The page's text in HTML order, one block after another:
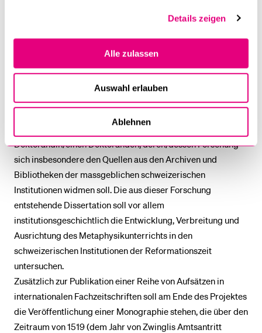
Details zeigen
Alle zulassen
Auswahl erlauben
Ablehnen
(Università di Bari) und Pasquale Porro (Université Paris
Sorbonne).
Die Forschungsarbeit wird durch zwei Forscher
durchgeführt. Hierzu gehört zunächst ein Post-Doc (Marco
Lamanna), der mit bereits mehr als sechs Jahren Erfahrung
aufwartet. Unterstützt wird seine Arbeit durch eine
Doktorandin/einen Doktoranden, deren/dessen Forschung
sich insbesondere den Quellen aus den Archiven und
Bibliotheken der massgeblichen schweizerischen
Institutionen widmen soll. Die aus dieser Forschung
entstehende Dissertation soll vor allem
institutionsgeschichtlich die Entwicklung, Verbreitung und
Ausrichtung des Metaphysikunterrichts in den
schweizerischen Institutionen der Reformationszeit
untersuchen.
Zusätzlich zur Publikation einer Reihe von Aufsätzen in
internationalen Fachzeitschriften soll am Ende des Projektes
die Veröffentlichung einer Monographie stehen, die über den
Zeitraum von 1519 (dem Jahr von Zwinglis Amtsantritt